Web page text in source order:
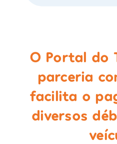
O Portal do
parceria
facilita o
diversos